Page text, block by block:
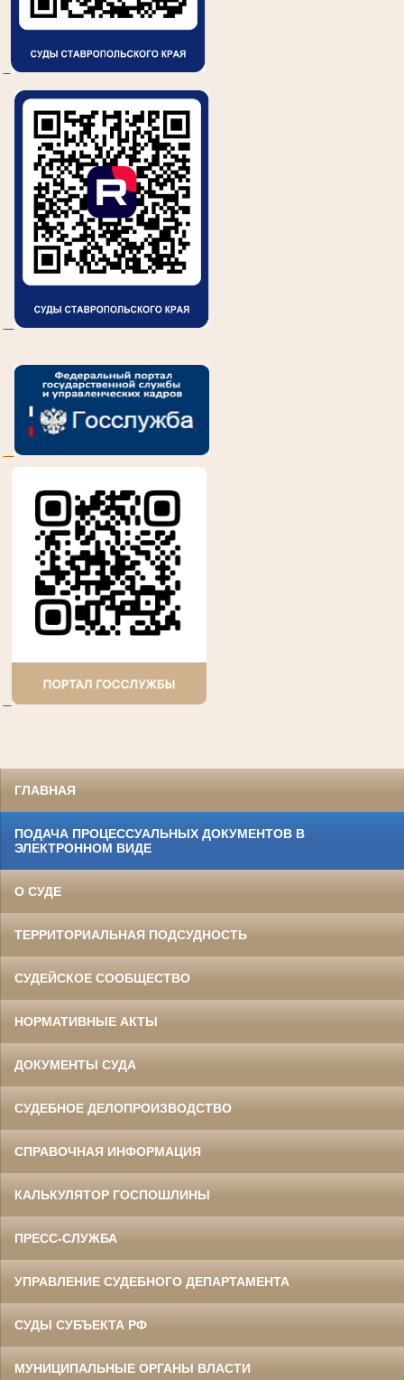
ГЛАВНАЯ
ПОДАЧА ПРОЦЕССУАЛЬНЫХ ДОКУМЕНТОВ В
ЭЛЕКТРОННОМ ВИДЕ
О СУДЕ
ТЕРРИТОРИАЛЬНАЯ ПОДСУДНОСТЬ
СУДЕЙСКОЕ СООБЩЕСТВО
НОРМАТИВНЫЕ АКТЫ
ДОКУМЕНТЫ СУДА
СУДЕБНОЕ ДЕЛОПРОИЗВОДСТВО
СПРАВОЧНАЯ ИНФОРМАЦИЯ
КАЛЬКУЛЯТОР ГОСПОШЛИНЫ
ПРЕСС-СЛУЖБА
УПРАВЛЕНИЕ СУДЕБНОГО ДЕПАРТАМЕНТА
СУДЫ СУБЪЕКТА РФ
МУНИЦИПАЛЬНЫЕ ОРГАНЫ ВЛАСТИ